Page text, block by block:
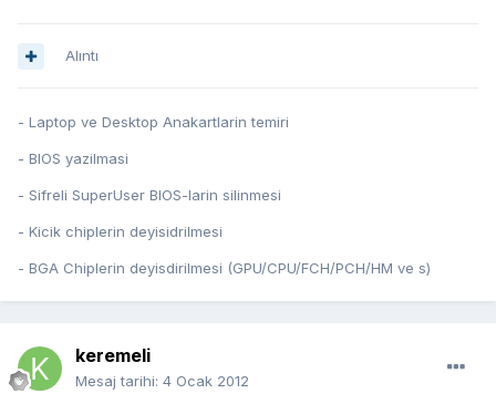
Alıntı
- Laptop ve Desktop Anakartlarin temiri
- BIOS yazilmasi
- Sifreli SuperUser BIOS-larin silinmesi
- Kicik chiplerin deyisidrilmesi
- BGA Chiplerin deyisdirilmesi (GPU/CPU/FCH/PCH/HM ve s)
keremeli
Mesaj tarihi: 4 Ocak 2012